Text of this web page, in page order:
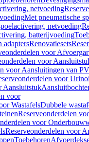
netvoeding
Met pneumatische
netvoeding
batterijvoeding
adaptersRenovatiesets
voor
voor
voor Aansluitingen van
voor
Aansluitstuk
voor
WastafelsDubbele
Reserveonderdelen
voor
Reserveonderdelen voor
Toebehoren